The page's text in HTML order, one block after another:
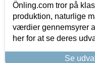
Önling.com tror på
produktion, naturlige
værdier gennemsyrer
her for at se deres
Se